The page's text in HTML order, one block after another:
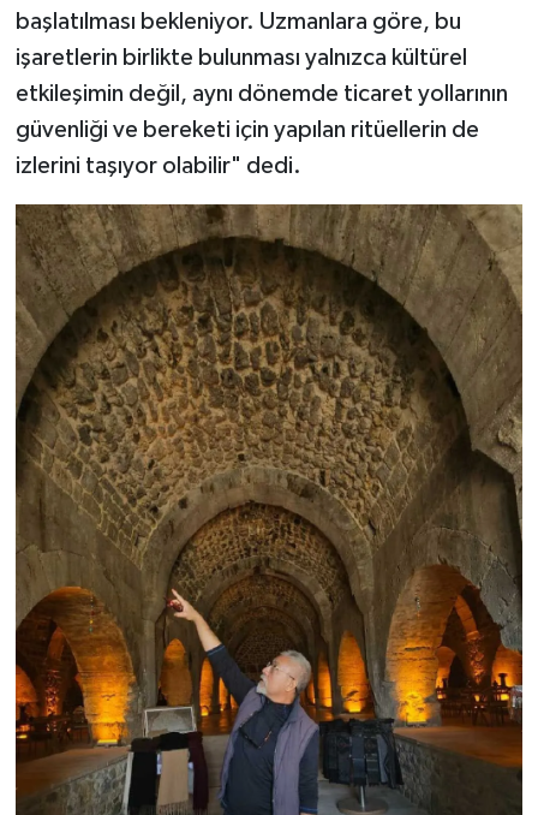
başlatılması bekleniyor. Uzmanlara göre, bu
işaretlerin birlikte bulunması yalnızca kültürel
etkileşimin değil, aynı dönemde ticaret yollarının
güvenliği ve bereketi için yapılan ritüellerin de
izlerini taşıyor olabilir" dedi.